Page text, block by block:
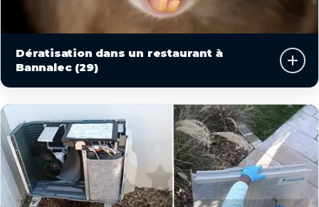
Dératisation dans un restaurant à
Bannalec (29)